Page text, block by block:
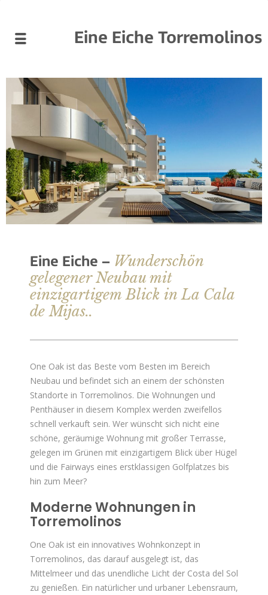
Eine Eiche Torremolinos
Eine Eiche – Wunderschön
gelegener Neubau mit
einzigartigem Blick in La Cala
de Mijas..
One Oak ist das Beste vom Besten im Bereich
Neubau und befindet sich an einem der schönsten
Standorte in Torremolinos. Die Wohnungen und
Penthäuser in diesem Komplex werden zweifellos
schnell verkauft sein. Wer wünscht sich nicht eine
schöne, geräumige Wohnung mit großer Terrasse,
gelegen im Grünen mit einzigartigem Blick über Hügel
und die Fairways eines erstklassigen Golfplatzes bis
hin zum Meer?
Moderne Wohnungen in
Torremolinos
One Oak ist ein innovatives Wohnkonzept in
Torremolinos, das darauf ausgelegt ist, das
Mittelmeer und das unendliche Licht der Costa del Sol
zu genießen. Ein natürlicher und urbaner Lebensraum,